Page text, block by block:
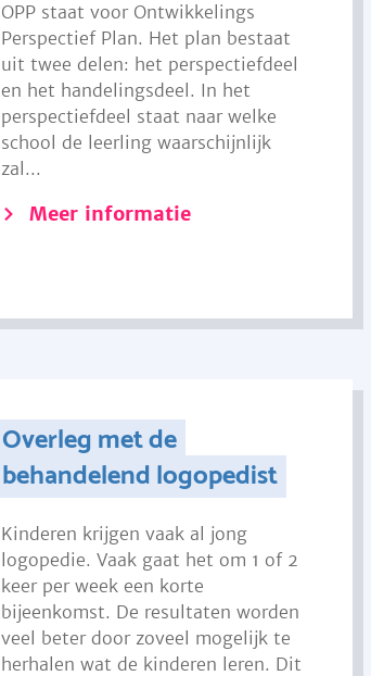
OPP staat voor Ontwikkelings
Perspectief Plan. Het plan bestaat
uit twee delen: het perspectiefdeel
en het handelingsdeel. In het
perspectiefdeel staat naar welke
school de leerling waarschijnlijk
zal...
Meer informatie
Overleg met de
behandelend logopedist
Kinderen krijgen vaak al jong
logopedie. Vaak gaat het om 1 of 2
keer per week een korte
bijeenkomst. De resultaten worden
veel beter door zoveel mogelijk te
herhalen wat de kinderen leren. Dit